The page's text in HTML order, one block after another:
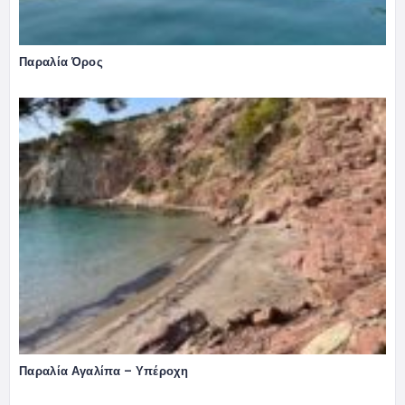
Παραλία Όρος
Παραλία Αγαλίπα – Υπέροχη